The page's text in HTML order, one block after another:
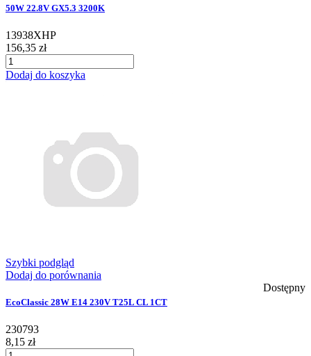
50W 22.8V GX5.3 3200K
13938XHP
156,35 zł
Dodaj do koszyka
Szybki podgląd
Dodaj do porównania
Dostępny
EcoClassic 28W E14 230V T25L CL 1CT
230793
8,15 zł